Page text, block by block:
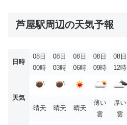
芦屋駅周辺の天気予報
日時
08日
00時
08日
03時
08日
06時
08日
09時
08日
12時
天気
晴天
晴天 晴天
薄い
雲
厚い
雲